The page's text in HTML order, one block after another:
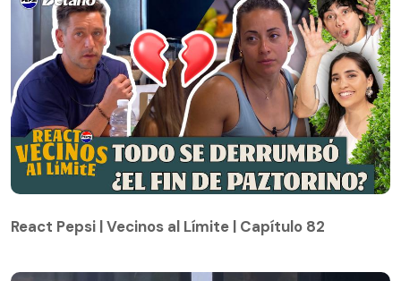
React Pepsi | Vecinos al Límite | Capítulo 82